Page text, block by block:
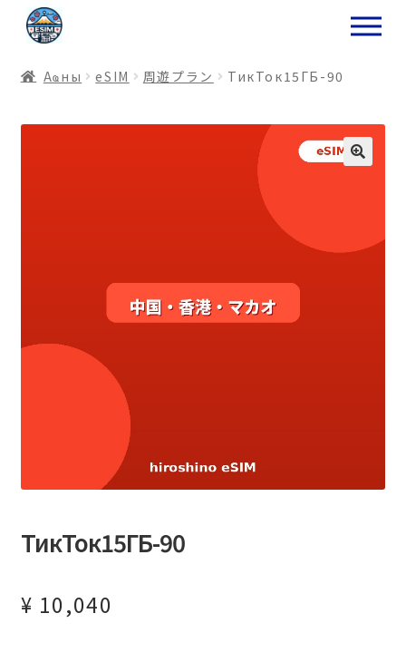
ナ
ビ
ー
ョ
コ
ン
ン
ス
Аҩны еSIM 周遊プラン ТикТок15ГБ-90
ТикТок15ГБ-90
¥ 10,040